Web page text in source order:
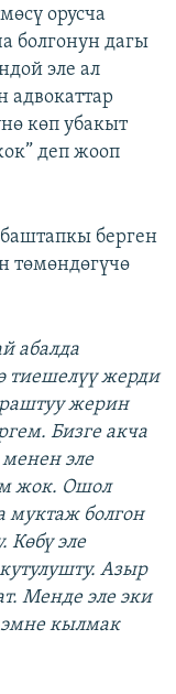
орусча
болгонун дагы
эле ал
адвокаттар
көп убакыт
деп жооп
берген
төмөндөгүчө
абалда
тиешелүү жерди
жерин
Бизге акча
менен эле
жок. Ошол
муктаж болгон
Көбү эле
Азыр
Менде эле эки
эмне кылмак